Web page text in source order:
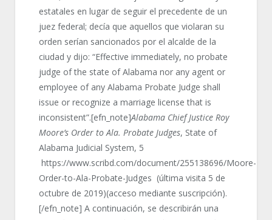
estatales en lugar de seguir el precedente de un
juez federal; decía que aquellos que violaran su
orden serían sancionados por el alcalde de la
ciudad y dijo: “Effective immediately, no probate
judge of the state of Alabama nor any agent or
employee of any Alabama Probate Judge shall
issue or recognize a marriage license that is
inconsistent”.[efn_note]Alabama Chief Justice Roy
Moore’s Order to Ala. Probate Judges, State of
Alabama Judicial System, 5
https://www.scribd.com/document/255138696/Moore-
Order-to-Ala-Probate-Judges (última visita 5 de
octubre de 2019)(acceso mediante suscripción).
[/efn_note] A continuación, se describirán una